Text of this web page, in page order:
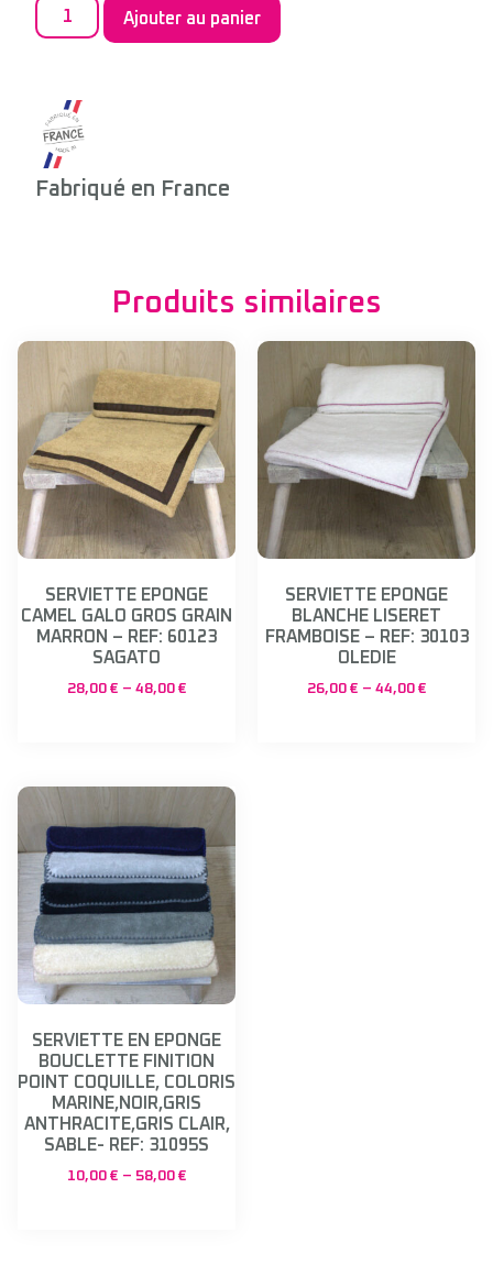
Ajouter au panier
Fabriqué en France
Produits similaires
SERVIETTE EPONGE
CAMEL GALO GROS GRAIN
MARRON – REF: 60123
SAGATO
28,00 € – 48,00 €
SERVIETTE EPONGE
BLANCHE LISERET
FRAMBOISE – REF: 30103
OLEDIE
26,00 € – 44,00 €
SERVIETTE EN EPONGE
BOUCLETTE FINITION
POINT COQUILLE, COLORIS
MARINE,NOIR,GRIS
ANTHRACITE,GRIS CLAIR,
SABLE- REF: 31095S
10,00 € – 58,00 €